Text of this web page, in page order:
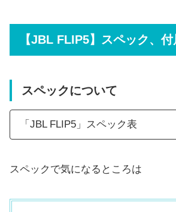
【JBL FLIP5】スペック、
スペックについて
「JBL FLIP5」スペック表
スペックで気になるところは